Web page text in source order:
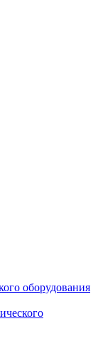
оборудования